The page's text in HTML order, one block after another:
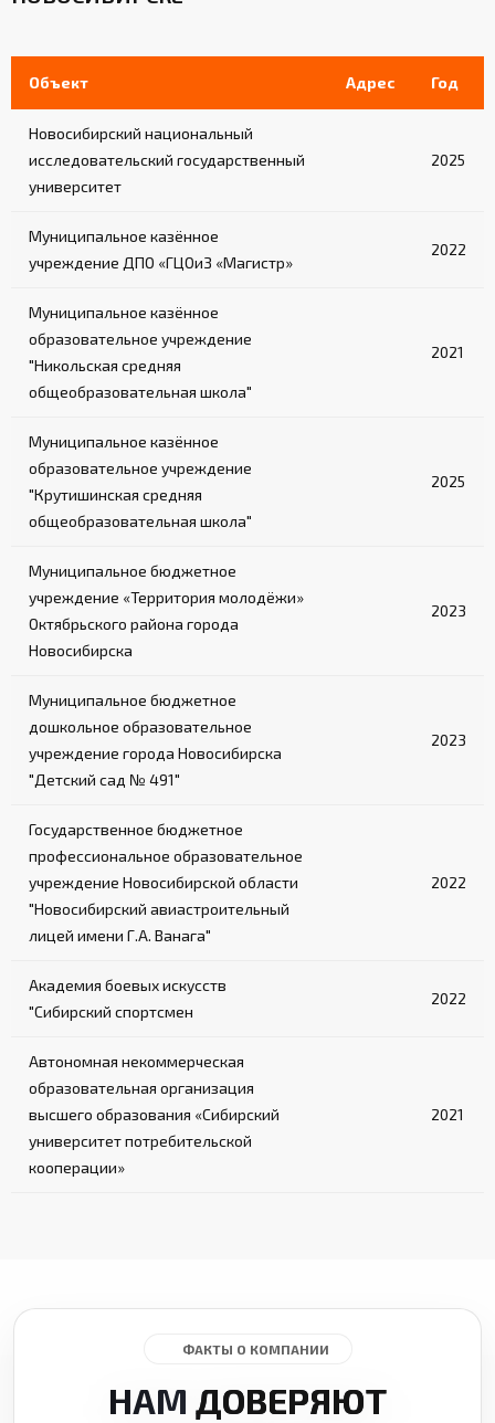
Объект Адрес Год
Новосибирский национальный
исследовательский государственный
университет
2025
Муниципальное казённое
учреждение ДПО «ГЦОиЗ «Магистр»
2022
Муниципальное казённое
образовательное учреждение
"Никольская средняя
общеобразовательная школа"
2021
Муниципальное казённое
образовательное учреждение
"Крутишинская средняя
общеобразовательная школа"
2025
Муниципальное бюджетное
учреждение «Территория молодёжи»
Октябрьского района города
Новосибирска
2023
Муниципальное бюджетное
дошкольное образовательное
учреждение города Новосибирска
"Детский сад № 491"
2023
Государственное бюджетное
профессиональное образовательное
учреждение Новосибирской области
"Новосибирский авиастроительный
лицей имени Г.А. Ванага"
2022
Академия боевых искусств
"Сибирский спортсмен
2022
Автономная некоммерческая
образовательная организация
высшего образования «Сибирский
университет потребительской
кооперации»
2021
ФАКТЫ О КОМПАНИИ
НАМ ДОВЕРЯЮТ